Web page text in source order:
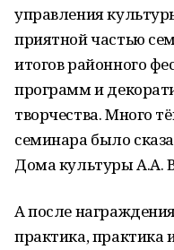
управления
приятной частью
итогов районного
программ и
творчества. Много
семинара было
Дома культуры А.А.
А после
практика, практика